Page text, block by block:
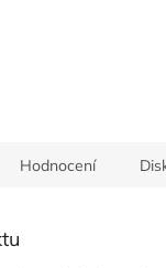
Hodnocení